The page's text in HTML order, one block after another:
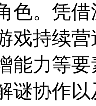
色。凭
戏持续
能力等
谜协作